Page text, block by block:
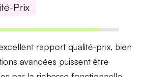
Prix
rapport qualité-prix, bien
avancées puissent être